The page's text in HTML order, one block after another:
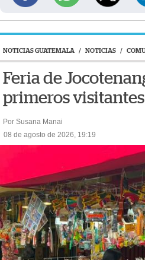
NOTICIAS GUATEMALA / NOTICIAS /
Feria de
primeros
Por Susana Manai
08 de agosto de 2026, 19:19